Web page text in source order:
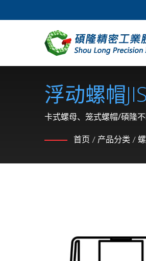
浮动螺帽
卡式螺母、笼式螺帽/碩隆
首页 / 产品分类 /